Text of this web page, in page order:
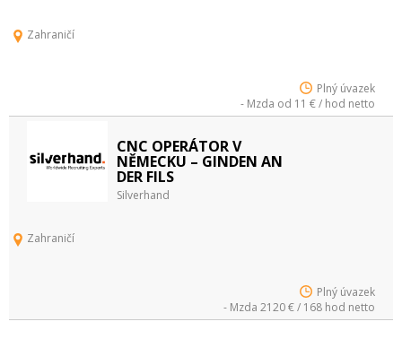
Zahraničí
Plný úvazek
- Mzda od 11 € / hod netto
CNC OPERÁTOR V
NĚMECKU – GINDEN AN
DER FILS
Silverhand
Zahraničí
Plný úvazek
- Mzda 2120 € / 168 hod netto